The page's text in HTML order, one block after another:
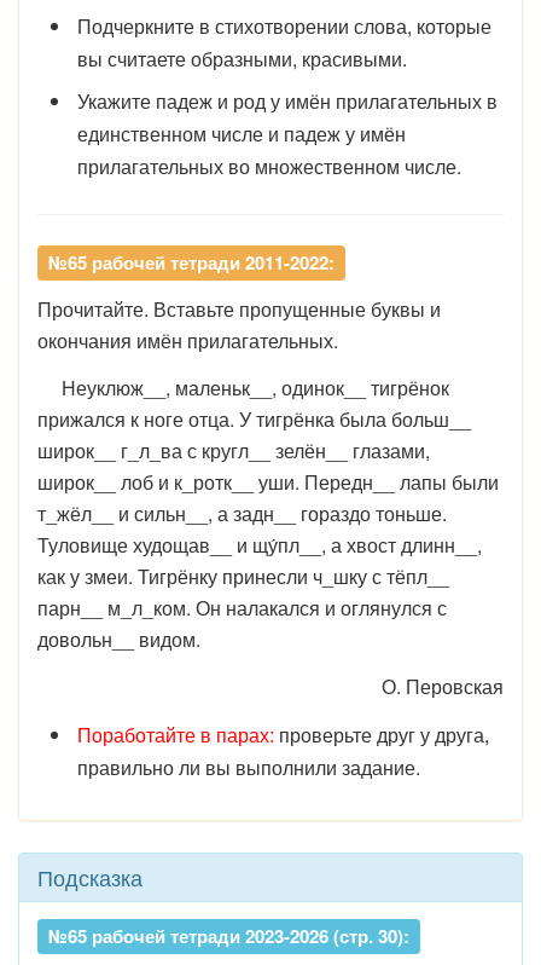
Подчеркните в стихотворении слова, которые
вы считаете образными, красивыми.
Укажите падеж и род у имён прилагательных в
единственном числе и падеж у имён
прилагательных во множественном числе.
№65 рабочей тетради 2011-2022:
Прочитайте. Вставьте пропущенные буквы и
окончания имён прилагательных.
Неуклюж__, маленьк__, одинок__ тигрёнок
прижался к ноге отца. У тигрёнка была больш__
широк__ г_л_ва с кругл__ зелён__ глазами,
широк__ лоб и к_ротк__ уши. Передн__ лапы были
т_жёл__ и сильн__, а задн__ гораздо тоньше.
Туловище худощав__ и щу́пл__, а хвост длинн__,
как у змеи. Тигрёнку принесли ч_шку с тёпл__
парн__ м_л_ком. Он налакался и оглянулся с
довольн__ видом.
О. Перовская
Поработайте в парах: проверьте друг у друга,
правильно ли вы выполнили задание.
Подсказка
№65 рабочей тетради 2023-2026 (стр. 30):